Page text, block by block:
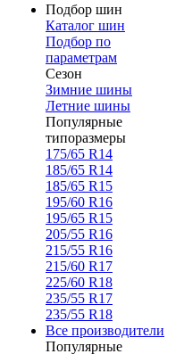
Подбор шин
Каталог шин
Подбор по
параметрам
Сезон
Зимние шины
Летние шины
Популярные
типоразмеры
175/65 R14
185/65 R14
185/65 R15
195/60 R16
195/65 R15
205/55 R16
215/55 R16
215/60 R17
225/60 R18
235/55 R17
235/55 R18
Все производители
Популярные